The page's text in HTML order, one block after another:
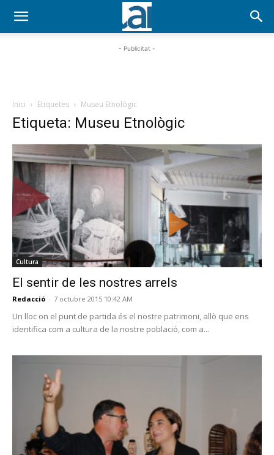
- Publicitat -
Inici Etiquetes Museu Etnològic
Etiqueta: Museu Etnològic
Cultura
El sentir de les nostres arrels
Redacció - 7 octubre 2015 10:42 AM
Un lloc on el punt de partida és el nostre patrimoni, allò que ens
identifica com a cultura de la nostre població, com a...